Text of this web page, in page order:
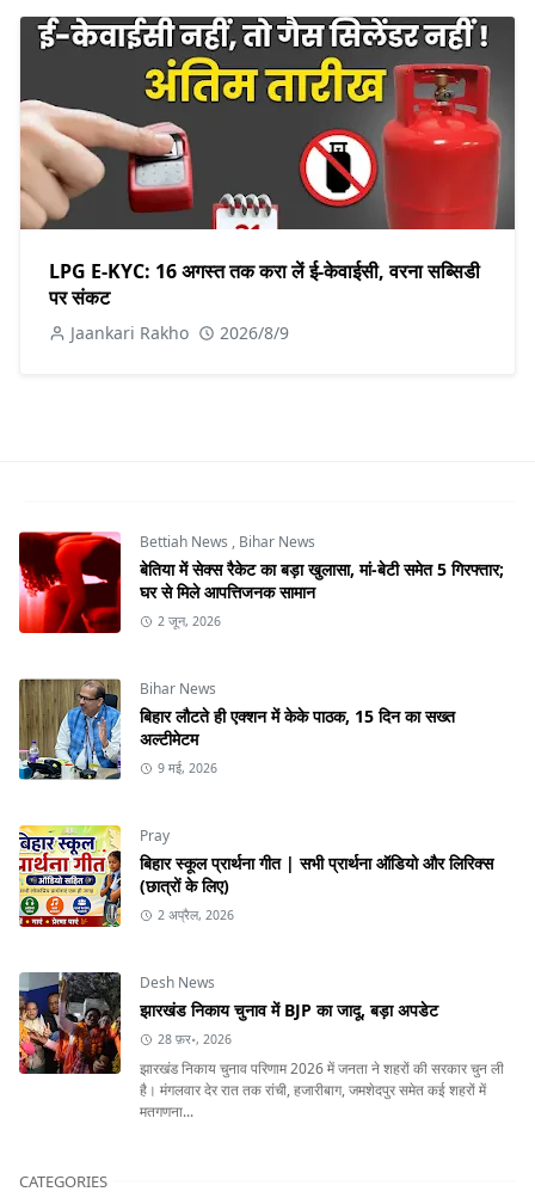
LPG E-KYC: 16 अगस्त तक करा लें ई-केवाईसी, वरना सब्सिडी
पर संकट
Jaankari Rakho 2026/8/9
Bettiah News , Bihar News
बेतिया में सेक्स रैकेट का बड़ा खुलासा, मां-बेटी समेत 5 गिरफ्तार;
घर से मिले आपत्तिजनक सामान
2 जून, 2026
Bihar News
बिहार लौटते ही एक्शन में केके पाठक, 15 दिन का सख्त
अल्टीमेटम
9 मई, 2026
Pray
बिहार स्कूल प्रार्थना गीत | सभी प्रार्थना ऑडियो और लिरिक्स
(छात्रों के लिए)
2 अप्रैल, 2026
Desh News
झारखंड निकाय चुनाव में BJP का जादू, बड़ा अपडेट
28 फ़र॰, 2026
झारखंड निकाय चुनाव परिणाम 2026 में जनता ने शहरों की सरकार चुन ली
है। मंगलवार देर रात तक रांची, हजारीबाग, जमशेदपुर समेत कई शहरों में
मतगणना...
CATEGORIES